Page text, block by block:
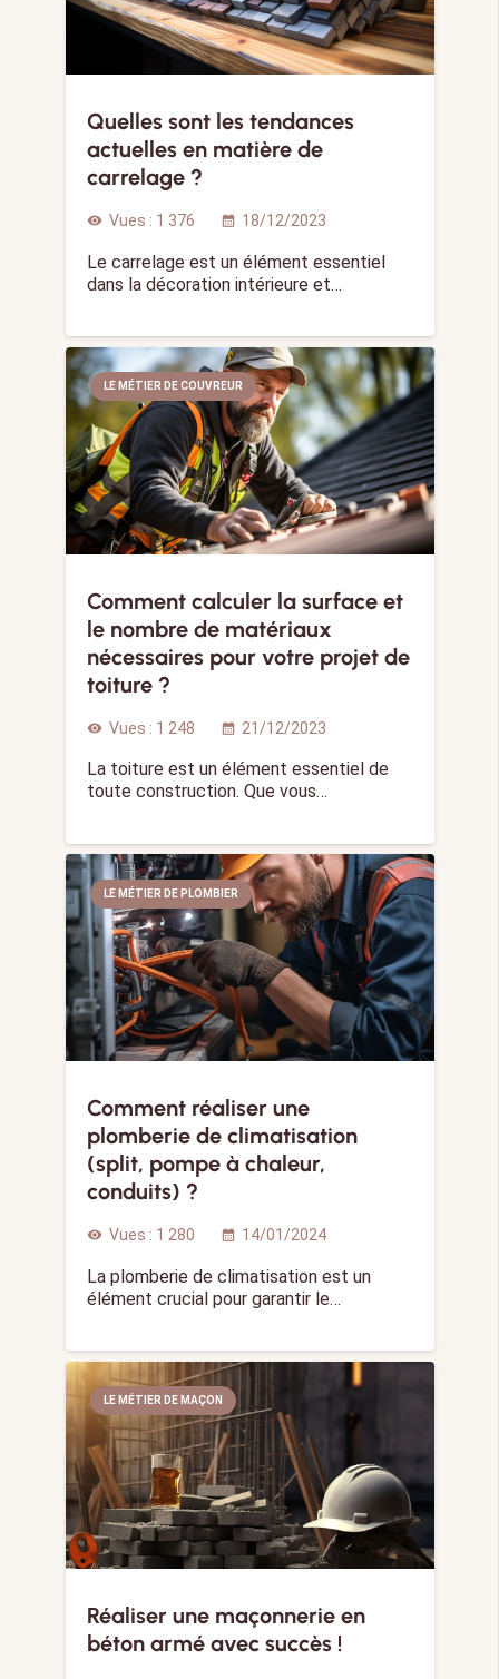
Quelles sont les tendances
actuelles en matière de
carrelage ?
visibility Vues : 1 376 calendar_month 18/12/2023
Le carrelage est un élément essentiel
dans la décoration intérieure et…
LE MÉTIER DE COUVREUR
Comment calculer la surface et
le nombre de matériaux
nécessaires pour votre projet de
toiture ?
visibility Vues : 1 248 calendar_month 21/12/2023
La toiture est un élément essentiel de
toute construction. Que vous…
LE MÉTIER DE PLOMBIER
Comment réaliser une
plomberie de climatisation
(split, pompe à chaleur,
conduits) ?
visibility Vues : 1 280 calendar_month 14/01/2024
La plomberie de climatisation est un
élément crucial pour garantir le…
LE MÉTIER DE MAÇON
Réaliser une maçonnerie en
béton armé avec succès !